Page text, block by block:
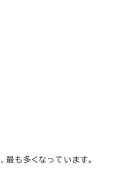
も多くなっています。